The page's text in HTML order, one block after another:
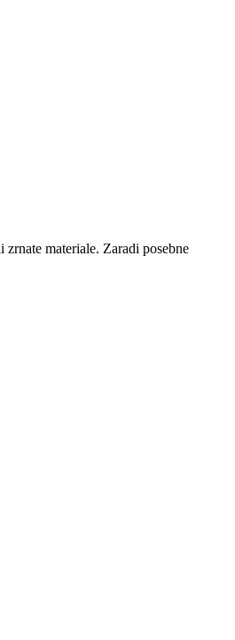
materiale. Zaradi posebne